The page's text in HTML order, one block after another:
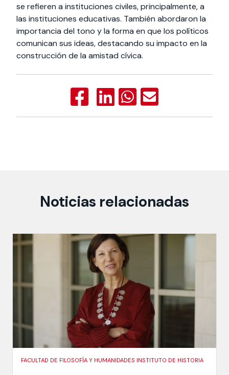
se refieren a instituciones civiles, principalmente, a
las instituciones educativas. También abordaron la
importancia del tono y la forma en que los políticos
comunican sus ideas, destacando su impacto en la
construcción de la amistad cívica.
Noticias relacionadas
FACULTAD DE FILOSOFÍA Y HUMANIDADES INSTITUTO DE HISTORIA